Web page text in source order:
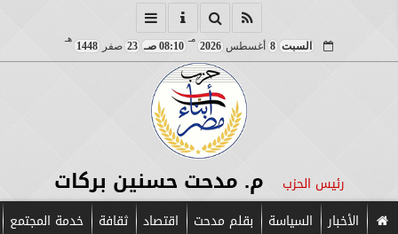
السبت 8 أغسطس 2026
مـ
08:10 صـ 23 صفر 1448
هـ
رئيس الحزب م. مدحت حسنين بركات
الأخبار السياسة بقلم مدحت اقتصاد ثقافة خدمة المجتمع